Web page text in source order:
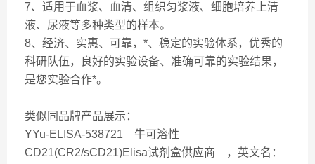
7、适用于血浆、血清、组织匀浆液、细胞培养上清
液、尿液等多种类型的样本。
8、经济、实惠、可靠，*、稳定的实验体系，优秀的
科研队伍，良好的实验设备、准确可靠的实验结果，
是您实验合作*。
类似同品牌产品展示：
YYu-ELISA-538721 牛可溶性
CD21(CR2/sCD21)Elisa试剂盒供应商 ，英文名：